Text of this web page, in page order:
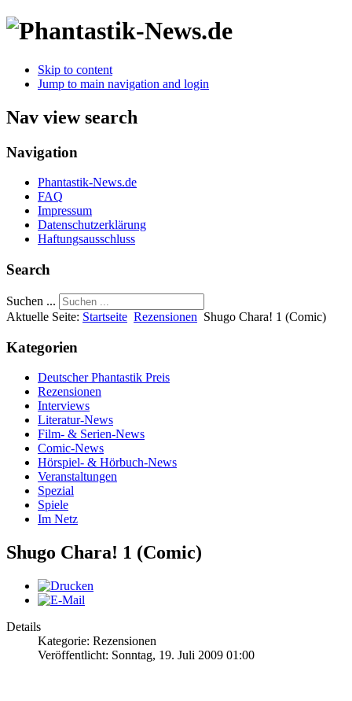
Skip to content
Jump to main navigation and login
Nav view search
Navigation
Phantastik-News.de
FAQ
Impressum
Datenschutzerklärung
Haftungsausschluss
Search
Suchen ...
Aktuelle Seite: Startseite Rezensionen Shugo Chara! 1 (Comic)
Kategorien
Deutscher Phantastik Preis
Rezensionen
Interviews
Literatur-News
Film- & Serien-News
Comic-News
Hörspiel- & Hörbuch-News
Veranstaltungen
Spezial
Spiele
Im Netz
Shugo Chara! 1 (Comic)
Details
Kategorie: Rezensionen
Veröffentlicht: Sonntag, 19. Juli 2009 01:00